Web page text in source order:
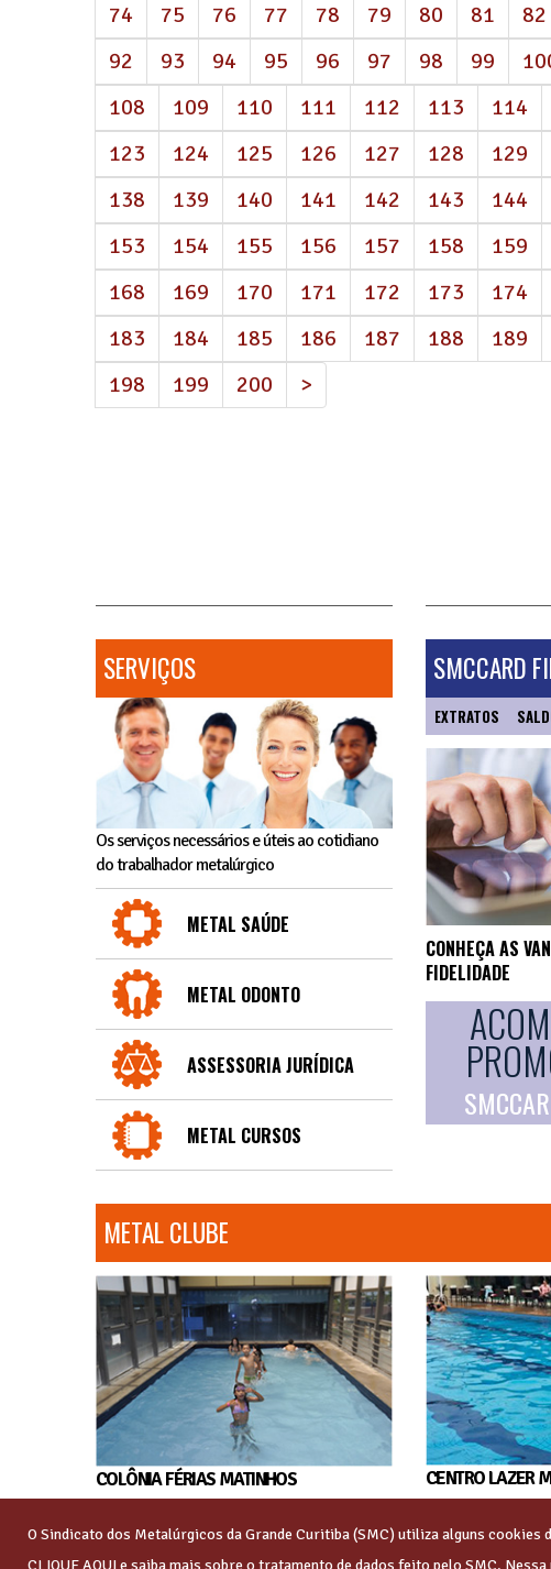
74
75 76 77 78 79 80 81 82
92
93 94 95 96 97 98 99
108
109 110 111 112 113 114
123
124 125 126 127 128 129
138
139 140 141 142 143 144
153
154 155 156 157 158 159
168
169 170 171 172 173 174
183
184 185 186 187 188 189
198
199 200 >
SERVIÇOS
Os serviços necessários e úteis ao cotidiano
do trabalhador metalúrgico
METAL SAÚDE
METAL ODONTO
ASSESSORIA JURÍDICA
METAL CURSOS
SMCCARD
EXTRATOS
CONHEÇA AS
FIDELIDADE
METAL CLUBE
COLÔNIA FÉRIAS MATINHOS CENTRO LAZER
O Sindicato dos Metalúrgicos da Grande Curitiba (SMC) utiliza alguns
CLIQUE AQUIe saiba mais sobre o tratamento de dados feito pelo SMC.